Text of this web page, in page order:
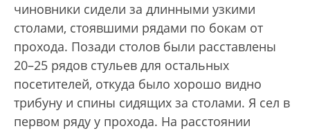
чиновники сидели за длинными узкими
столами, стоявшими рядами по бокам от
прохода. Позади столов были расставлены
20–25 рядов стульев для остальных
посетителей, откуда было хорошо видно
трибуну и спины сидящих за столами. Я сел в
первом ряду у прохода. На расстоянии